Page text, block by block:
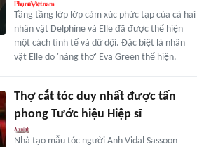
Tầng tầng lớp lớp cảm xúc phức tạp của cả hai
nhân vật Delphine và Elle đã được thể hiện
một cách tinh tế và dữ dội. Đặc biệt là nhân
vật Elle do 'nàng thơ' Eva Green thể hiện.
Thợ cắt tóc duy nhất được tấn
phong Tước hiệu Hiệp sĩ
Nhà tạo mẫu tóc người Anh Vidal Sassoon